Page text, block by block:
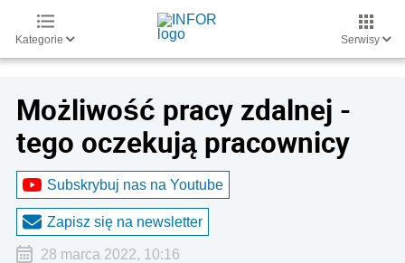
Kategorie Serwisy
Możliwość pracy zdalnej -
tego oczekują pracownicy
Subskrybuj nas na Youtube
Zapisz się na newsletter
28 marca 2022, 10:16